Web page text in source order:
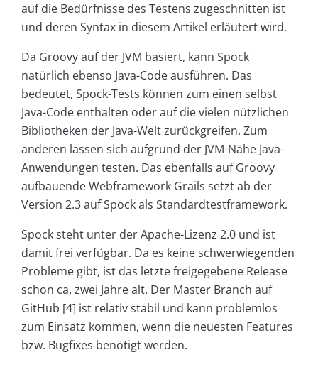
auf die Bedürfnisse des Testens zugeschnitten ist
und deren Syntax in diesem Artikel erläutert wird.
Da Groovy auf der JVM basiert, kann Spock
natürlich ebenso Java-Code ausführen. Das
bedeutet, Spock-Tests können zum einen selbst
Java-Code enthalten oder auf die vielen nützlichen
Bibliotheken der Java-Welt zurückgreifen. Zum
anderen lassen sich aufgrund der JVM-Nähe Java-
Anwendungen testen. Das ebenfalls auf Groovy
aufbauende Webframework Grails setzt ab der
Version 2.3 auf Spock als Standardtestframework.
Spock steht unter der Apache-Lizenz 2.0 und ist
damit frei verfügbar. Da es keine schwerwiegenden
Probleme gibt, ist das letzte freigegebene Release
schon ca. zwei Jahre alt. Der Master Branch auf
GitHub [4] ist relativ stabil und kann problemlos
zum Einsatz kommen, wenn die neuesten Features
bzw. Bugfixes benötigt werden.